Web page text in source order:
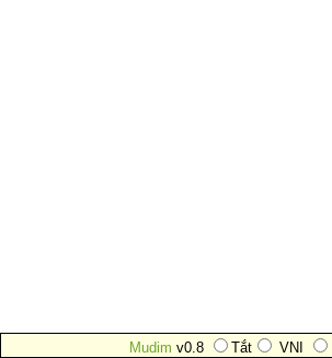
Mudim v0.8 Tắt VNI